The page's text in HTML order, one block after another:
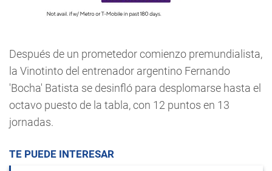
Después de un prometedor comienzo premundialista,
la Vinotinto del entrenador argentino Fernando
'Bocha' Batista se desinfló para desplomarse hasta el
octavo puesto de la tabla, con 12 puntos en 13
jornadas.
TE PUEDE INTERESAR